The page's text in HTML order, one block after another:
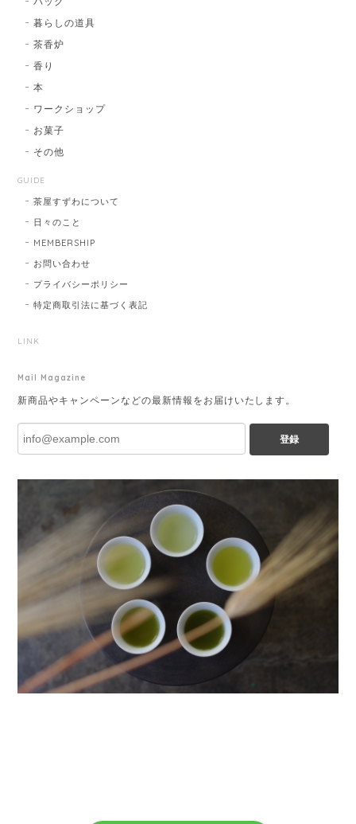
暮らしの道具
茶香炉
香り
本
ワークショップ
お菓子
その他
GUIDE
茶屋すずわについて
日々のこと
MEMBERSHIP
お問い合わせ
プライバシーポリシー
特定商取引法に基づく表記
LINK
Mail Magazine
新商品やキャンペーンなどの最新情報をお届けいたします。
登録